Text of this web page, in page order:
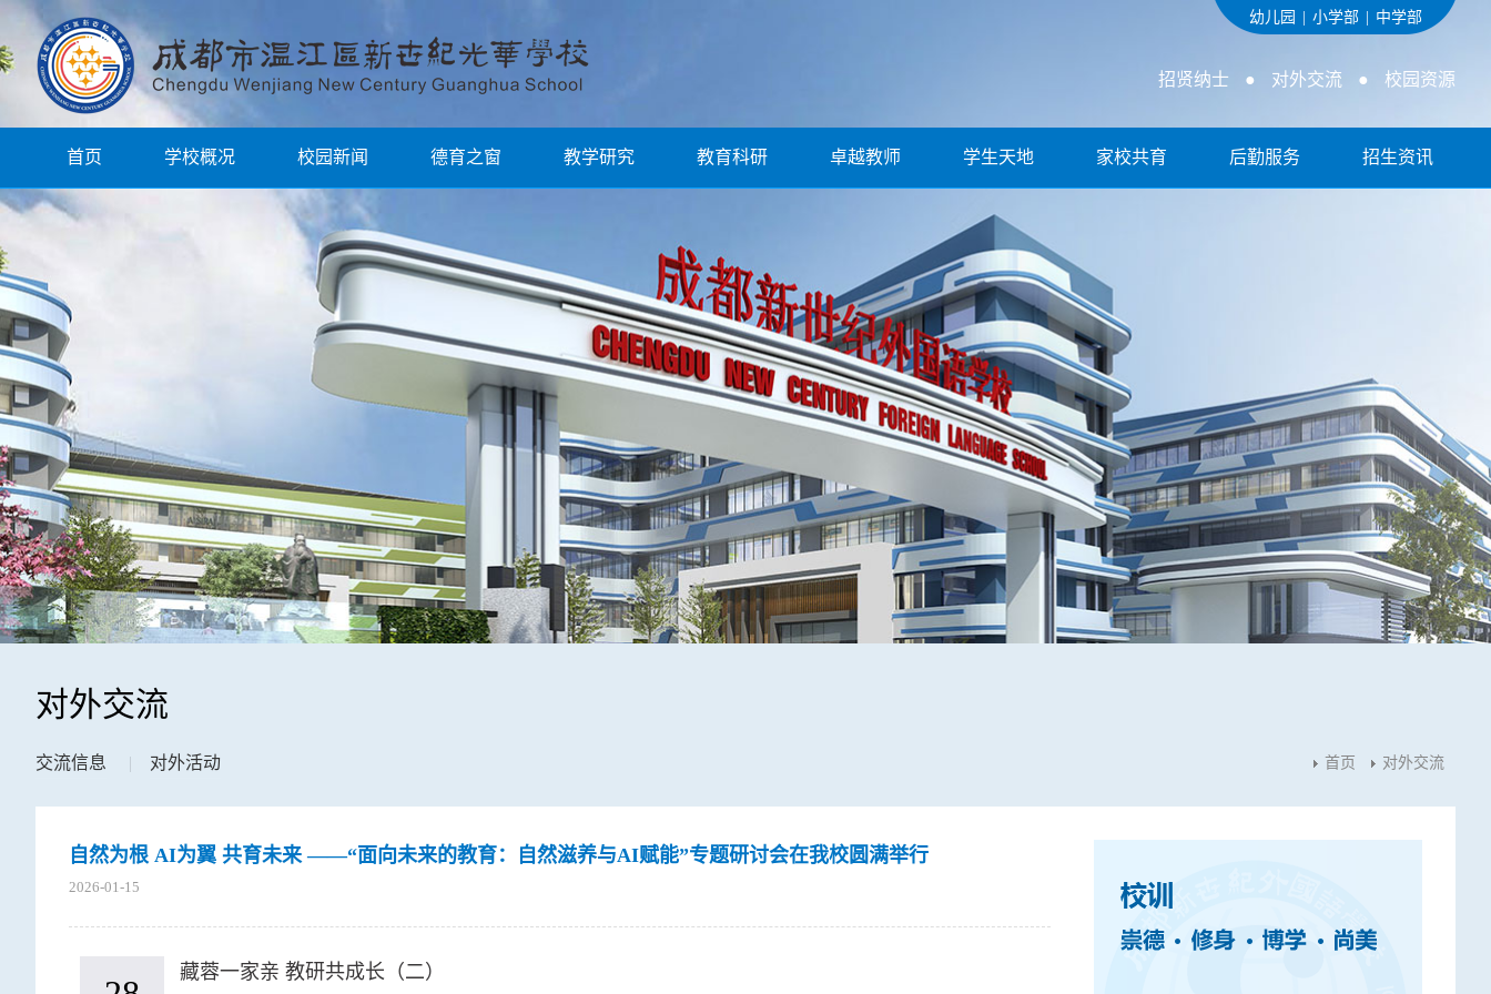
幼儿园 小学部 中学部
招贤纳士 ● 对外交流 ● 校园资源
首页 学校概况 校园新闻 德育之窗 教学研究 教育科研 卓越教师 学生天地 家校共育 后勤服务 招生资讯
对外交流
交流信息 | 对外活动 首页 对外交流
自然为根 AI为翼 共育未来 ——“面向未来的教育：自然滋养与AI赋能”专题研讨会在我校圆满举行
2026-01-15
藏蓉一家亲 教研共成长（二）